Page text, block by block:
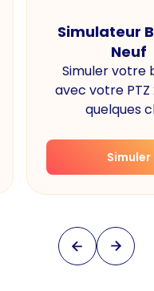
Simulateur
Neuf
Simuler votre
avec votre PTZ
quelques
Simuler